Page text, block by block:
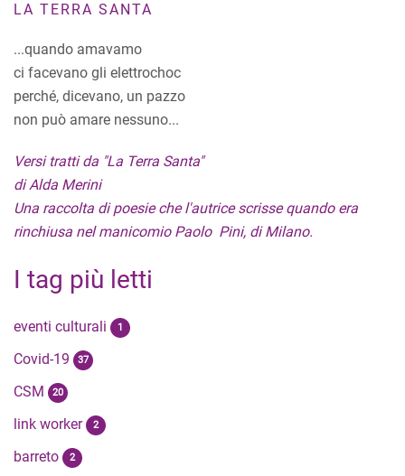
LA TERRA SANTA
...quando amavamo
ci facevano gli elettrochoc
perché, dicevano, un pazzo
non può amare nessuno...
Versi tratti da "La Terra Santa"
di Alda Merini
Una raccolta di poesie che l'autrice scrisse quando era
rinchiusa nel manicomio Paolo Pini, di Milano.
I tag più letti
eventi culturali 1
Covid-19 37
CSM 20
link worker 2
barreto 2